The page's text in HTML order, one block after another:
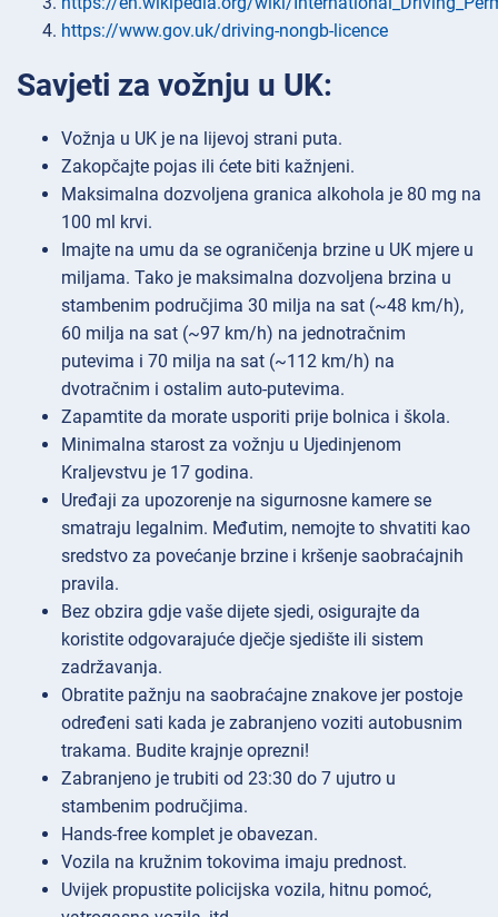
https://www.gov.uk/driving-nongb-licence
Savjeti za vožnju u UK:
Vožnja u UK je na lijevoj strani puta.
Zakopčajte pojas ili ćete biti kažnjeni.
Maksimalna dozvoljena granica alkohola je 80 mg na
100 ml krvi.
Imajte na umu da se ograničenja brzine u UK mjere u
miljama. Tako je maksimalna dozvoljena brzina u
stambenim područjima 30 milja na sat (~48 km/h),
60 milja na sat (~97 km/h) na jednotračnim
putevima i 70 milja na sat (~112 km/h) na
dvotračnim i ostalim auto-putevima.
Zapamtite da morate usporiti prije bolnica i škola.
Minimalna starost za vožnju u Ujedinjenom
Kraljevstvu je 17 godina.
Uređaji za upozorenje na sigurnosne kamere se
smatraju legalnim. Međutim, nemojte to shvatiti kao
sredstvo za povećanje brzine i kršenje saobraćajnih
pravila.
Bez obzira gdje vaše dijete sjedi, osigurajte da
koristite odgovarajuće dječje sjedište ili sistem
zadržavanja.
Obratite pažnju na saobraćajne znakove jer postoje
određeni sati kada je zabranjeno voziti autobusnim
trakama. Budite krajnje oprezni!
Zabranjeno je trubiti od 23:30 do 7 ujutro u
stambenim područjima.
Hands-free komplet je obavezan.
Vozila na kružnim tokovima imaju prednost.
Uvijek propustite policijska vozila, hitnu pomoć,